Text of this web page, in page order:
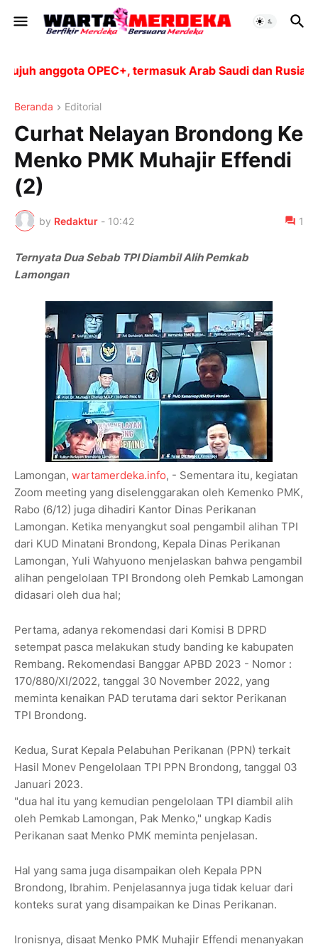
anggota OPEC+, termasuk Arab Saudi dan Rusia,
Beranda Editorial
Curhat Nelayan Brondong Ke
Menko PMK Muhajir Effendi
(2)
by Redaktur - 10:42 1
Ternyata Dua Sebab TPI Diambil Alih Pemkab
Lamongan
Lamongan, wartamerdeka.info, - Sementara itu, kegiatan
Zoom meeting yang diselenggarakan oleh Kemenko PMK,
Rabo (6/12) juga dihadiri Kantor Dinas Perikanan
Lamongan. Ketika menyangkut soal pengambil alihan TPI
dari KUD Minatani Brondong, Kepala Dinas Perikanan
Lamongan, Yuli Wahyuono menjelaskan bahwa pengambil
alihan pengelolaan TPI Brondong oleh Pemkab Lamongan
didasari oleh dua hal;
Pertama, adanya rekomendasi dari Komisi B DPRD
setempat pasca melakukan study banding ke kabupaten
Rembang. Rekomendasi Banggar APBD 2023 - Nomor :
170/880/XI/2022, tanggal 30 November 2022, yang
meminta kenaikan PAD terutama dari sektor Perikanan
TPI Brondong.
Kedua, Surat Kepala Pelabuhan Perikanan (PPN) terkait
Hasil Monev Pengelolaan TPI PPN Brondong, tanggal 03
Januari 2023.
"dua hal itu yang kemudian pengelolaan TPI diambil alih
oleh Pemkab Lamongan, Pak Menko," ungkap Kadis
Perikanan saat Menko PMK meminta penjelasan.
Hal yang sama juga disampaikan oleh Kepala PPN
Brondong, Ibrahim. Penjelasannya juga tidak keluar dari
konteks surat yang disampaikan ke Dinas Perikanan.
Ironisnya, disaat Menko PMK Muhajir Effendi menanyakan